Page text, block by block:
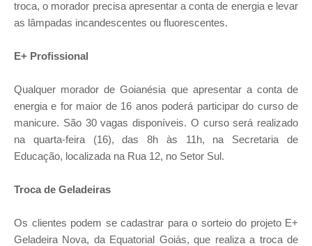
troca, o morador precisa apresentar a conta de energia e levar
as lâmpadas incandescentes ou fluorescentes.
E+ Profissional
Qualquer morador de Goianésia que apresentar a conta de
energia e for maior de 16 anos poderá participar do curso de
manicure. São 30 vagas disponíveis. O curso será realizado
na quarta-feira (16), das 8h às 11h, na Secretaria de
Educação, localizada na Rua 12, no Setor Sul.
Troca de Geladeiras
Os clientes podem se cadastrar para o sorteio do projeto E+
Geladeira Nova, da Equatorial Goiás, que realiza a troca de